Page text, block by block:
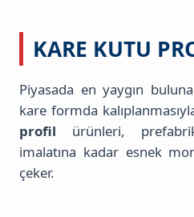
KARE KUTU
Piyasada en yaygın
kare formda
profil ürünleri,
imalatına kadar esnek
çeker.